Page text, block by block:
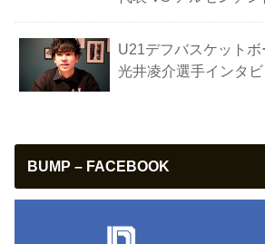
U21デフバスケット
光井凌介選手インタ
BUMP – FACEBOOK